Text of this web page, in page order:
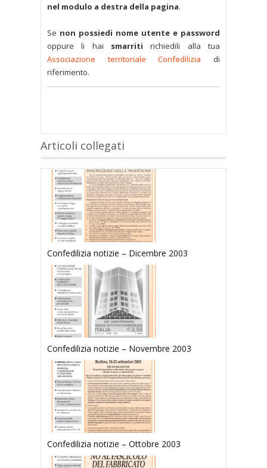
nel modulo a destra della pagina.
Se non possiedi nome utente e password
oppure li hai smarriti richiedili alla tua
Associazione territoriale Confedilizia di
riferimento.
Articoli collegati
Confedilizia notizie – Dicembre 2003
Confedilizia notizie – Novembre 2003
Confedilizia notizie – Ottobre 2003